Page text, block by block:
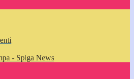
- Spiga News